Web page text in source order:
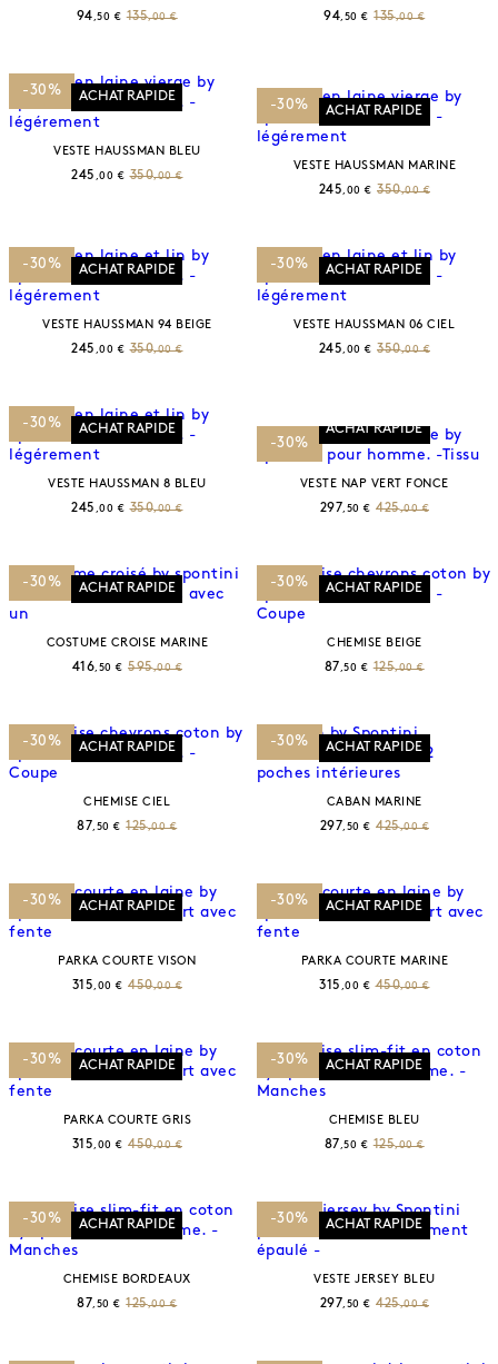
94 ,50 € 135,00 € 94,50 € 135,00 €
-30% ACHAT RAPIDE
VESTE HAUSSMAN BLEU
245 ,00 € 350,00 €
-30% ACHAT RAPIDE
VESTE HAUSSMAN MARINE
245 ,00 € 350,00 €
-30% ACHAT RAPIDE
VESTE HAUSSMAN 94 BEIGE
245 ,00 € 350,00 €
-30% ACHAT RAPIDE
VESTE HAUSSMAN 06 CIEL
245 ,00 € 350,00 €
-30% ACHAT RAPIDE
VESTE HAUSSMAN 8 BLEU
245 ,00 € 350,00 €
-30%
ACHAT RAPIDE
VESTE NAP VERT FONCE
297,50 € 425,00 €
-30% ACHAT RAPIDE
COSTUME CROISE MARINE
416,50 € 595,00 €
-30% ACHAT RAPIDE
CHEMISE BEIGE
87 ,50 € 125,00 €
-30% ACHAT RAPIDE
CHEMISE CIEL
87,50 € 125,00 €
-30% ACHAT RAPIDE
CABAN MARINE
297,50 € 425,00 €
-30% ACHAT RAPIDE
PARKA COURTE VISON
315 ,00 € 450,00 €
-30% ACHAT RAPIDE
PARKA COURTE MARINE
315 ,00 € 450,00 €
-30% ACHAT RAPIDE
PARKA COURTE GRIS
315 ,00 € 450,00 €
-30% ACHAT RAPIDE
CHEMISE BLEU
87 ,50 € 125,00 €
-30% ACHAT RAPIDE
CHEMISE BORDEAUX
87,50 € 125,00 €
-30% ACHAT RAPIDE
VESTE JERSEY BLEU
297,50 € 425,00 €